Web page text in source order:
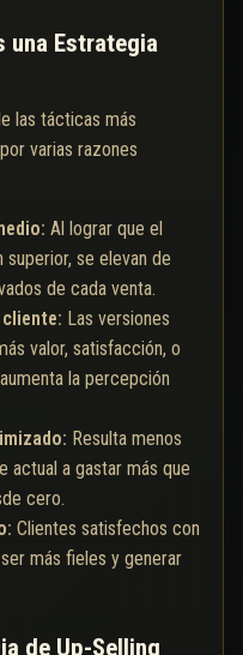
una Estrategia
las tácticas más
varias razones
Al lograr que el
superior, se elevan de
de cada venta.
Las versiones
valor, satisfacción, o
la percepción
Resulta menos
actual a gastar más que
cero.
Clientes satisfechos con
más fieles y generar
de Up-Selling